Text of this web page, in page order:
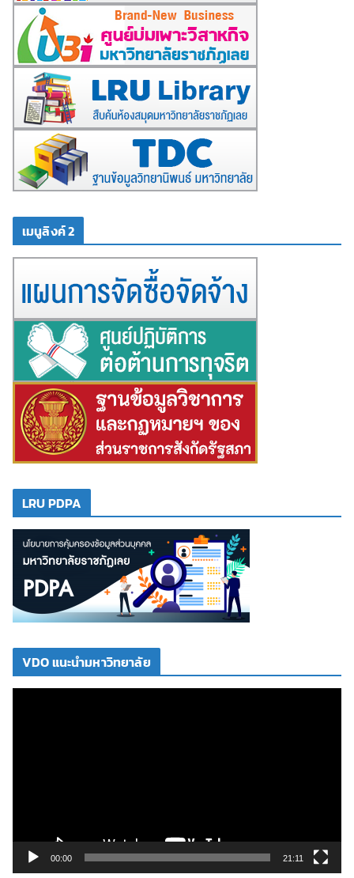
เมนูลิงค์ 2
LRU PDPA
VDO แนะนำมหาวิทยาลัย
00:00 21:11